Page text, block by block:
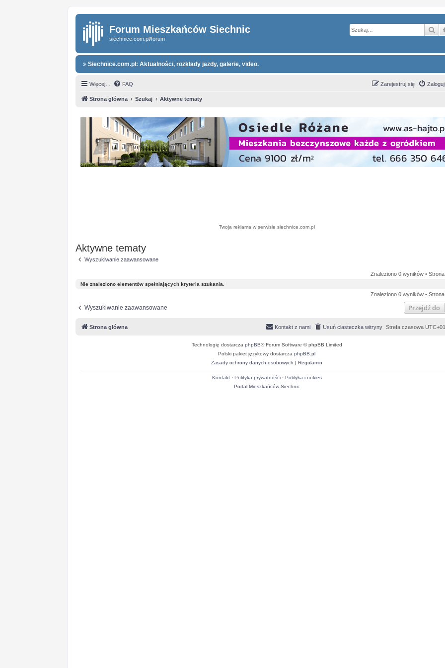
Forum Mieszkańców Siechnic
siechnice.com.pl/forum
Siechnice.com.pl: Aktualności, rozkłady jazdy, galerie, video.
Więcej… FAQ Zarejestruj się
Strona główna Szukaj Aktywne tematy
Twoja reklama w serwisie siechnice.com.pl
Aktywne tematy
Wyszukiwanie zaawansowane
Znaleziono 0 wyników • Strona
Nie znaleziono elementów spełniających kryteria szukania.
Znaleziono 0 wyników • Strona
Wyszukiwanie zaawansowane Przejdź do
Strona główna Strefa czasowa
Usuń ciasteczka witryny
Kontakt z nami
Technologię dostarcza phpBB® Forum Software © phpBB Limited
Polski pakiet językowy dostarcza phpBB.pl
Zasady ochrony danych osobowych | Regulamin
Kontakt· Polityka prywatności· Polityka cookies
Portal Mieszkańców Siechnic